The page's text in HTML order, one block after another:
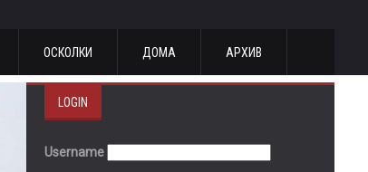
ОСКОЛКИ ДОМА АРХИВ
LOGIN
Username